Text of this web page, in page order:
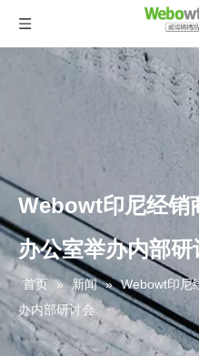
Webowt印尼经销
办公室举办内部研
首页 » 新闻 » Webowt印尼
办内部研讨会